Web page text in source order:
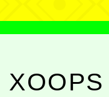
XOOPS